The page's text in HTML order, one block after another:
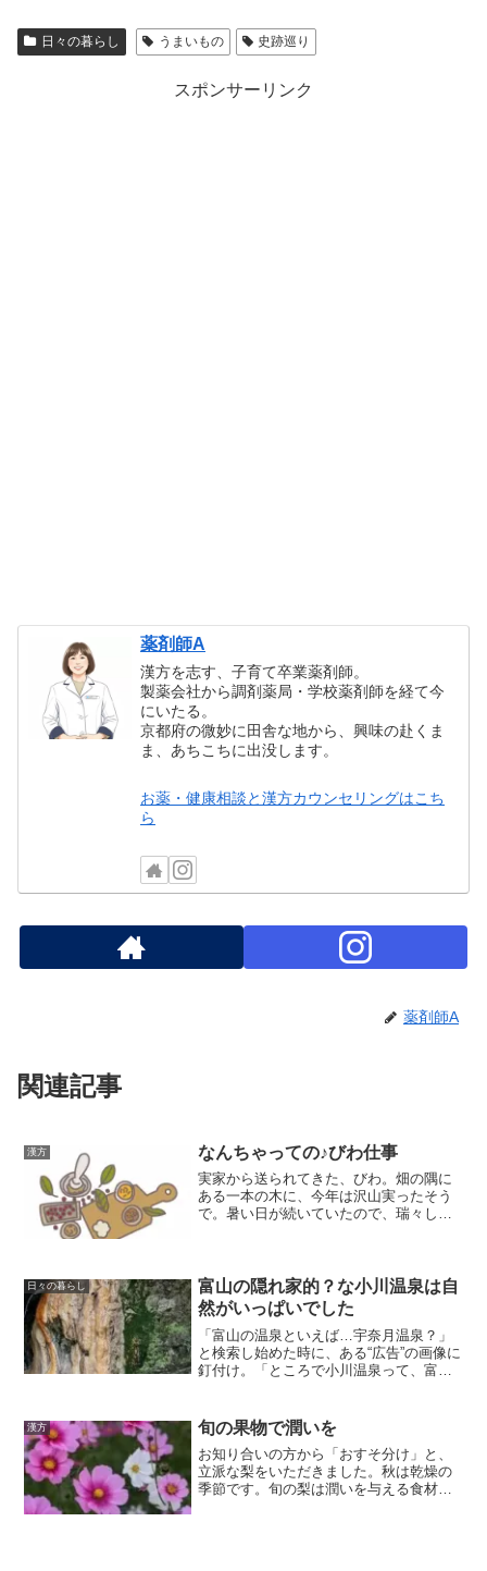
日々の暮らし うまいもの 史跡巡り
スポンサーリンク
薬剤師A
漢方を志す、子育て卒業薬剤師。
製薬会社から調剤薬局・学校薬剤師を経て今
にいたる。
京都府の微妙に田舎な地から、興味の赴くま
ま、あちこちに出没します。
お薬・健康相談と漢方カウンセリングはこち
ら
薬剤師A
関連記事
漢方 なんちゃっての♪びわ仕事
実家から送られてきた、びわ。畑の隅に
ある一本の木に、今年は沢山実ったそう
で。暑い日が続いていたので、瑞々しい
日々の暮らし
富山の隠れ家的？な小川温泉は自
然がいっぱいでした
「富山の温泉といえば…宇奈月温泉？」
と検索し始めた時に、ある“広告”の画像に
釘付け。「ところで小川温泉って、富山
宿決定。自然豊かで、温泉良し、お料理
良しなお宿でした。
漢方 旬の果物で潤いを
お知り合いの方から「おすそ分け」と、
立派な梨をいただきました。秋は乾燥の
季節です。旬の梨は潤いを与える食材で